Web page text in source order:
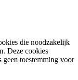
die noodzakelijk
Deze cookies
geen toestemming voor